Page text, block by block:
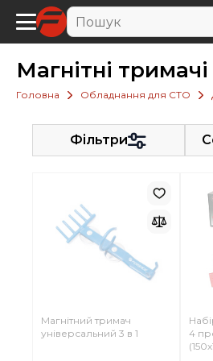
Магнітні тримачі
Головна Обладнання для СТО
Фільтри
Магнітний тримач
універсальний 3 в 1
4